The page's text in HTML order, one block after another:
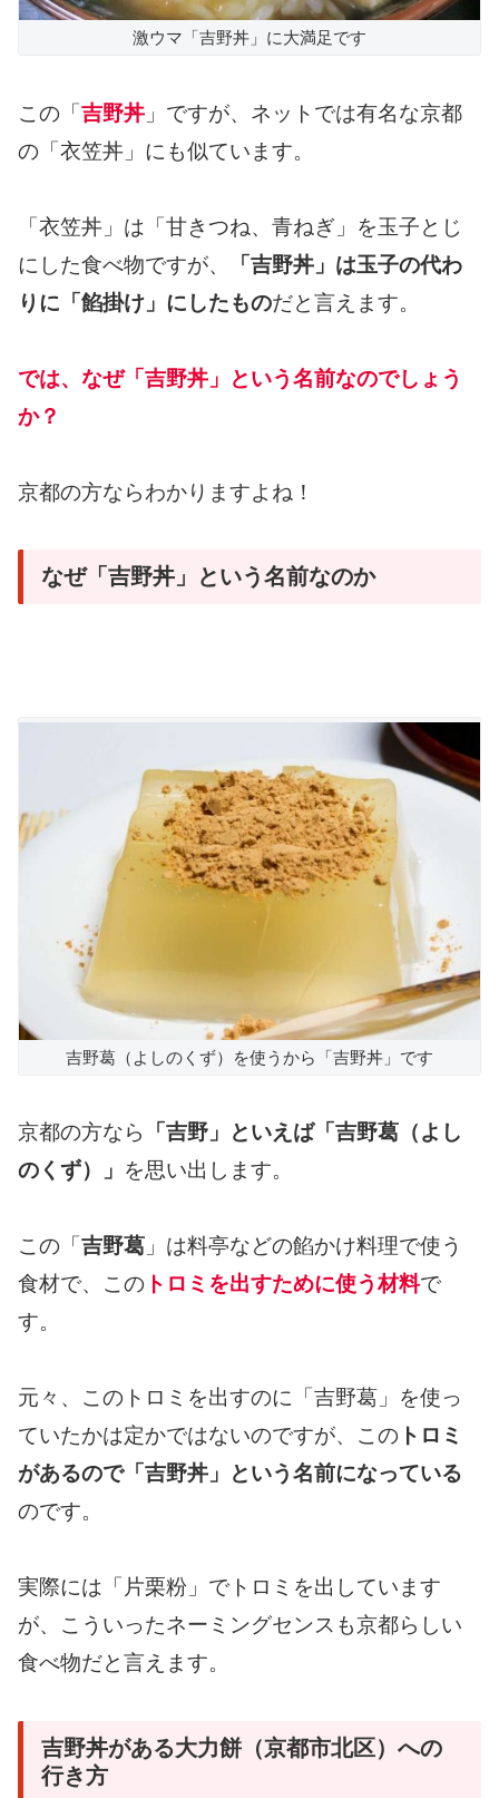
激ウマ「吉野丼」に大満足です
この「吉野丼 」ですが、ネットでは有名な京都
の「衣笠丼」にも似ています。
「衣笠丼」は「甘きつね、青ねぎ」を玉子とじ
にした食べ物ですが、
「吉野丼」は玉子の代わ
りに「餡掛け」にしたものだと言えます。
では、なぜ「吉野丼」という名前なのでしょう
か？
京都の方ならわかりますよね！
なぜ「吉野丼」という名前なのか
吉野葛（よしのくず）を使うから「吉野丼」です
京都の方なら
「吉野」といえば「吉野葛（よし
のくず）」 を思い出します。
この「 吉野葛 」は料亭などの餡かけ料理で使う
食材で、この トロミを出すために使う材料で
す。
元々、このトロミを出すのに「吉野葛」を使っ
ていたかは定かではないのですが、この トロミ
があるので「吉野丼」という名前になっている
のです。
実際には「片栗粉」でトロミを出しています
が、こういったネーミングセンスも京都らしい
食べ物だと言えます。
吉野丼がある大力餅（京都市北区）への
行き方